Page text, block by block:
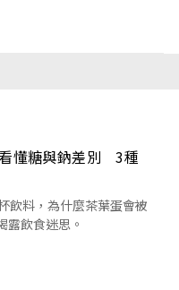
懂糖與鈉差別 3種
飲料，為什麼茶葉蛋會被
露飲食迷思。